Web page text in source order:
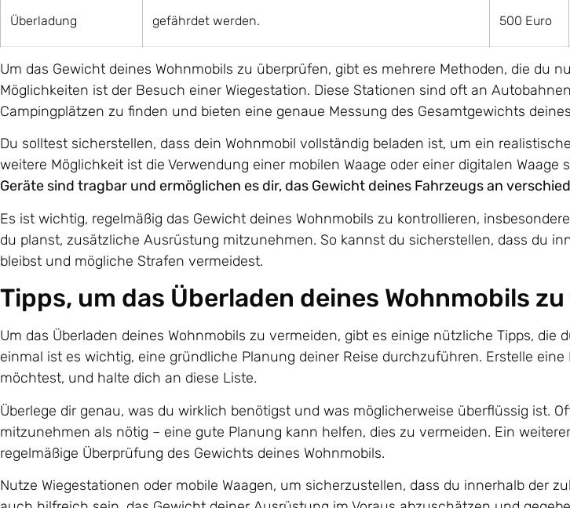
Überladung gefährdet werden. 500 Euro
Um das Gewicht deines Wohnmobils zu überprüfen, gibt es mehrere Methoden, die du
Möglichkeiten ist der Besuch einer Wiegestation. Diese Stationen sind oft an
Campingplätzen zu finden und bieten eine genaue Messung des Gesamtgewichts
Du solltest sicherstellen, dass dein Wohnmobil vollständig beladen ist, um ein
weitere Möglichkeit ist die Verwendung einer mobilen Waage oder einer digitalen Waage
Geräte sind tragbar und ermöglichen es dir, das Gewicht deines Fahrzeugs an
Es ist wichtig, regelmäßig das Gewicht deines Wohnmobils zu kontrollieren,
du planst, zusätzliche Ausrüstung mitzunehmen. So kannst du sicherstellen, dass du
bleibst und mögliche Strafen vermeidest.
Tipps, um das Überladen deines Wohnmobils
Um das Überladen deines Wohnmobils zu vermeiden, gibt es einige nützliche Tipps, die
einmal ist es wichtig, eine gründliche Planung deiner Reise durchzuführen. Erstelle
möchtest, und halte dich an diese Liste.
Überlege dir genau, was du wirklich benötigst und was möglicherweise überflüssig ist.
mitzunehmen als nötig – eine gute Planung kann helfen, dies zu vermeiden. Ein
regelmäßige Überprüfung des Gewichts deines Wohnmobils.
Nutze Wiegestationen oder mobile Waagen, um sicherzustellen, dass du innerhalb der